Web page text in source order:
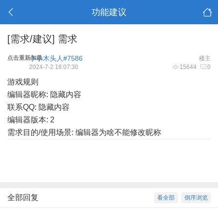
功能建议
[需求/建议] 需求
点击重新加载 楼主
小小木头人#7586
15644 0
2024-7-2 16:07:30
游戏规则
编辑器昵称: 隐藏内容
联系QQ: 隐藏内容
编辑器版本: 2
需求目的/使用场景: 编辑器为啥不能修改昵称
倒序浏览
看全部
全部回复